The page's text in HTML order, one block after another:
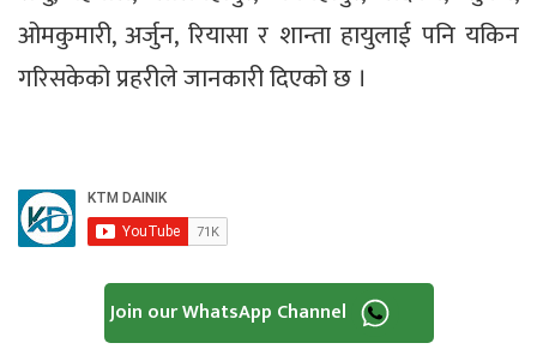
ओमकुमारी, अर्जुन, रियासा र शान्ता हायुलाई पनि यकिन
गरिसकेको प्रहरीले जानकारी दिएको छ ।
Join our WhatsApp Channel